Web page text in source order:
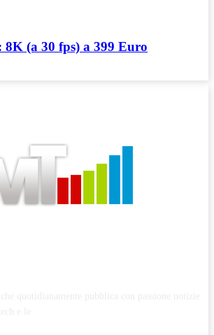
(a 30 fps) a 399 Euro